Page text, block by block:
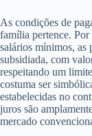
As condições de
família pertence.
salários mínimos, as
subsidiada, com
respeitando um
costuma ser
estabelecidas no
juros são
mercado